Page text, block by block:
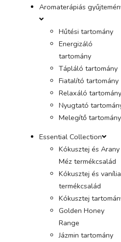
Aromaterápiás
Hűtési tartomány
Energizáló
tartomány
Tápláló tartomány
Fiatalító tartomány
Relaxáló tartomány
Nyugtató
Melegítő tartomány
Essential Collection
Kókusztej és Arany
Méz termékcsalád
Kókusztej és vanília
termékcsalád
Kókusztej
Golden Honey
Range
Jázmin tartomány